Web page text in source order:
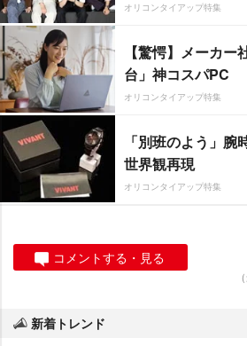
オリコンタイアップ特集
【驚愕】メーカ
台」神コスパPC
オリコンタイアップ特集
「別班のよう」
世界観再現
オリコンタイアップ特集
コメントする・見る
新着トレンド